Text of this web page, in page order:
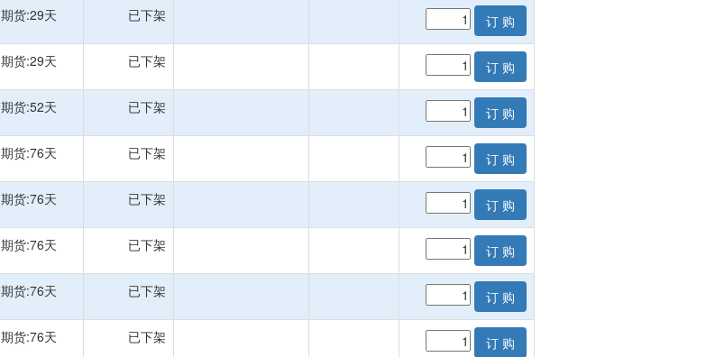
期货:29天 已下架 订 购
期货:29天 已下架 订 购
期货:52天 已下架 订 购
期货:76天 已下架 订 购
期货:76天 已下架 订 购
期货:76天 已下架 订 购
期货:76天 已下架 订 购
期货:76天 已下架 订 购